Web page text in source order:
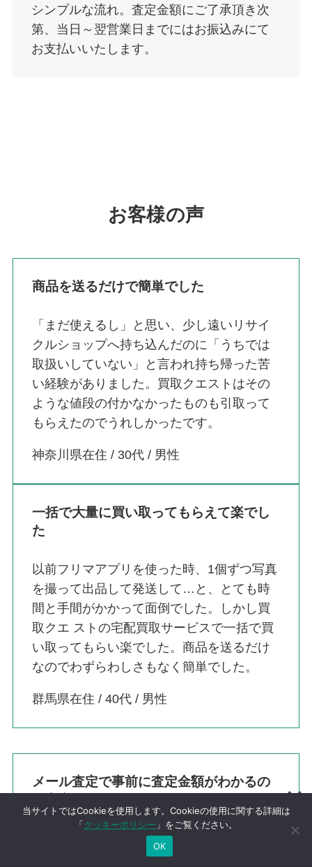
シンプルな流れ。査定金額にご了承頂き次
第、当日～翌営業日までにはお振込みにて
お支払いいたします。
お客様の声
商品を送るだけで簡単でした
「まだ使えるし」と思い、少し遠いリサイ
クルショップへ持ち込んだのに「うちでは
取扱いしていない」と言われ持ち帰った苦
い経験がありました。買取クエストはその
ような値段の付かなかったものも引取って
もらえたのでうれしかったです。
神奈川県在住 / 30代 / 男性
一括で大量に買い取ってもらえて楽でし
た
以前フリマアプリを使った時、1個ずつ写真
を撮って出品して発送して…と、とても時
間と手間がかかって面倒でした。しかし買
取クエ ストの宅配買取サービスで一括で買
い取ってもらい楽でした。商品を送るだけ
なのでわずらわしさもなく簡単でした。
群馬県在住 / 40代 / 男性
メール査定で事前に査定金額がわかるの
「これは買い取ってもらえるのかな？」と
いうアイテムでも事前に査定してくれるの
当サイトではCookieを使用します。Cookieの使用に関する詳細は
「クッキーポリシー 」をご覧ください。
OK